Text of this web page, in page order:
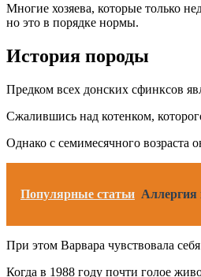
Многие хозяева, которые только
но это в порядке нормы.
История породы
Предком всех донских сфинксов
Сжалившись над котенком,
Однако с семимесячного возраста
Популярные статьи Аллергия
При этом Варвара чувствовала
Когда в 1988 году почти голое